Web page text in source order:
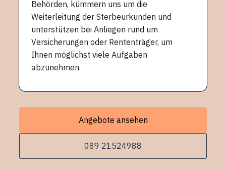
Behörden, kümmern uns um die
Weiterleitung der Sterbeurkunden und
unterstützen bei Anliegen rund um
Versicherungen oder Rententräger, um
Ihnen möglichst viele Aufgaben
abzunehmen.
Angebote ansehen
089 21524988